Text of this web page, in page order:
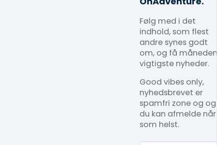
Følg med i det
indhold, som flest
andre synes godt
om, og få
vigtigste nyheder.
Good vibes only,
nyhedsbrevet er
spamfri zone og og
du kan afmelde når
som helst.